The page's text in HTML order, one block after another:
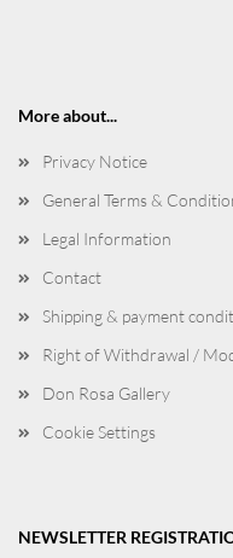
More about...
Privacy Notice
General Terms &
Legal Information
Contact
Shipping & payment
Right of Withdrawal /
Don Rosa Gallery
Cookie Settings
NEWSLETTER